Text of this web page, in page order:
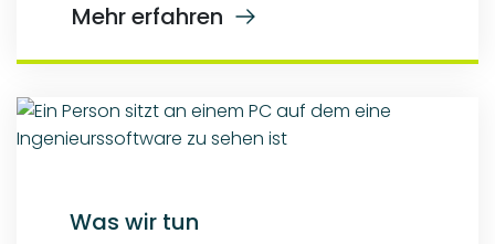
Mehr erfahren
Was wir tun